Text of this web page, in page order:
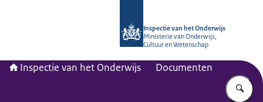
Inspectie van het Onderwijs
Ministerie van Onderwijs,
Cultuur en Wetenschap
Inspectie van het Onderwijs Documenten